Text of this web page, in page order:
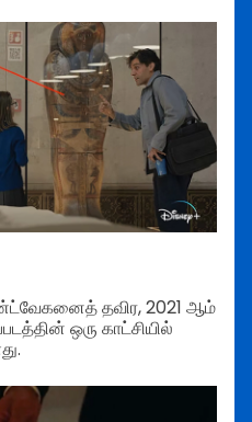
தவிர, 2021 ஆம்
ஒரு காட்சியில்